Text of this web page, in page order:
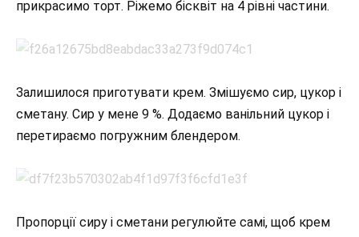
прикрасимо торт. Ріжемо бісквіт на 4 рівні частини.
Залишилося приготувати крем. Змішуємо сир, цукор і
сметану. Сир у мене 9 %. Додаємо ванільний цукор і
перетираємо погружним блендером.
Пропорції сиру і сметани регулюйте самі, щоб крем